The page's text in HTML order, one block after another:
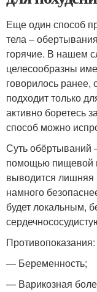
Еще один способ
тела –
горячие. В нашем
целесообразны
говорилось ранее,
подходит только
активно боретесь
способ можно
Суть обёртываний
помощью пищевой
выводится лишняя
намного
будет локальным,
Противопоказания:
— Беременность;
— Варикозная